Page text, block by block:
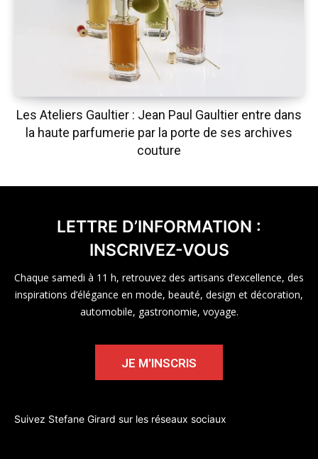
Les Ateliers Gaultier : Jean Paul Gaultier entre dans
la haute parfumerie par la porte de ses archives
couture
LETTRE D’INFORMATION :
INSCRIVEZ-VOUS
Chaque samedi à 11 h, retrouvez des artisans d’excellence, des
inspirations d’élégance en mode, beauté, design et décoration,
automobile, gastronomie, voyage.
JE M'INSCRIS
Suivez Stefane Girard sur les réseaux sociaux